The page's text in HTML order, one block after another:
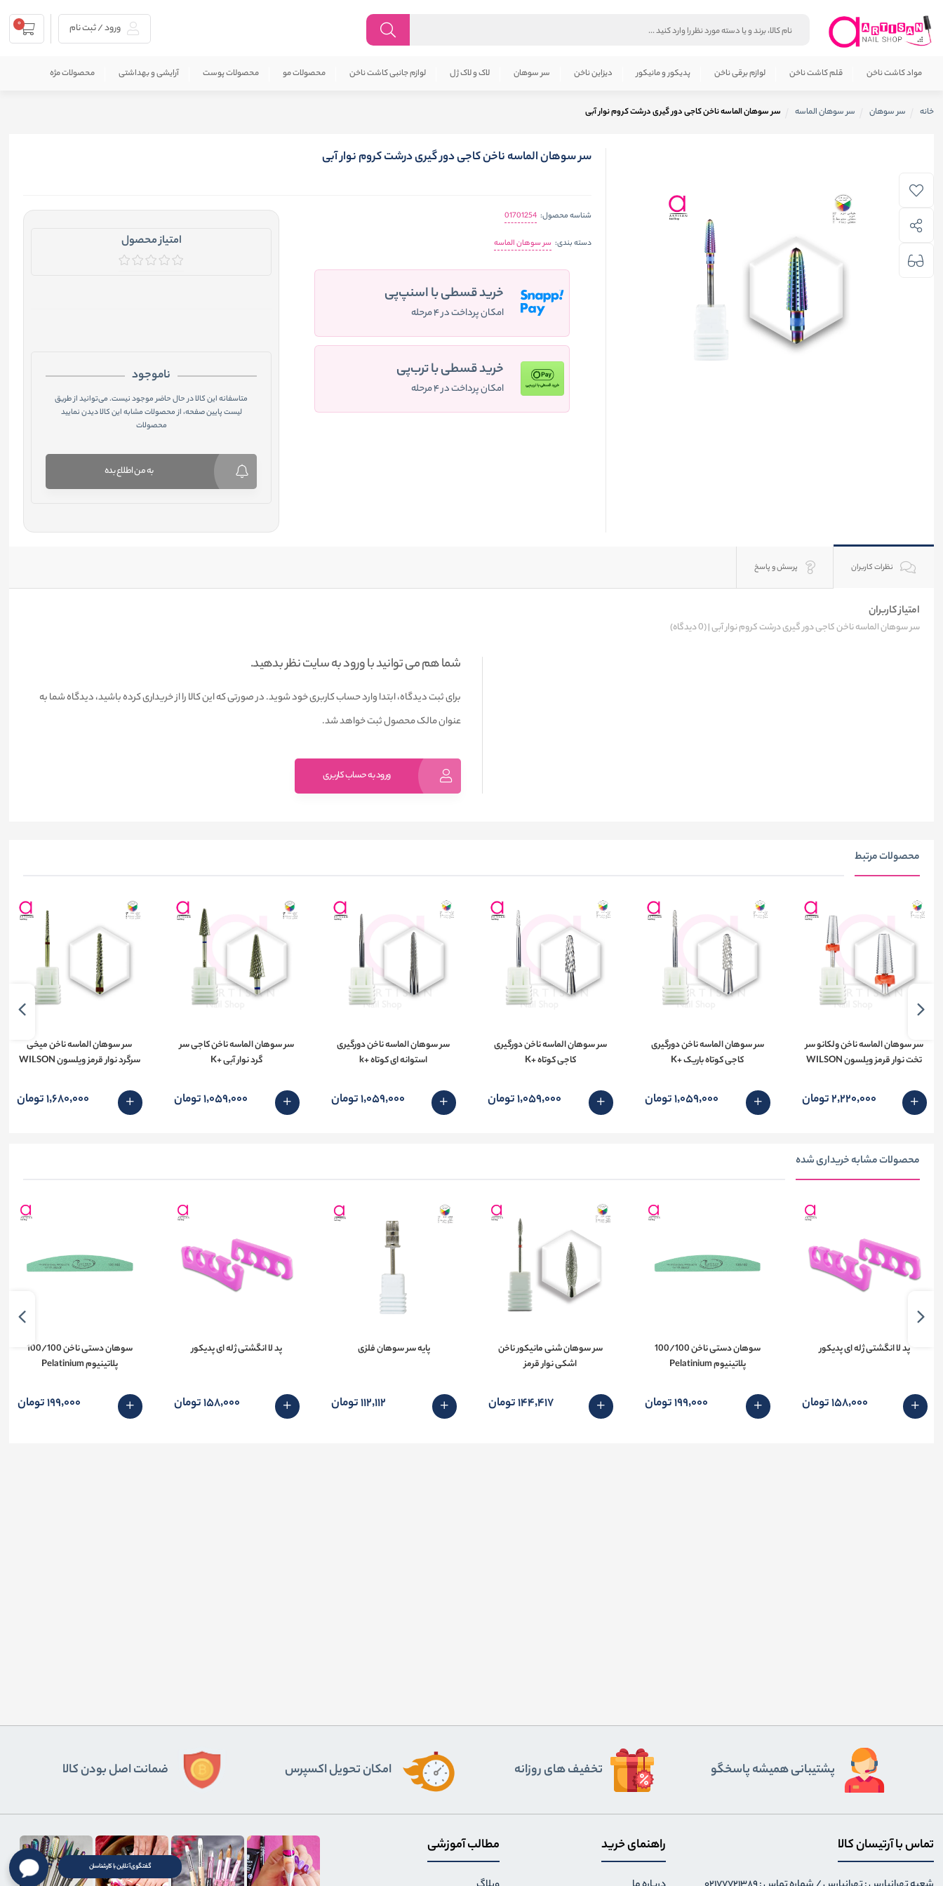
گفتگوی آنلاین با کارشناسان
ورود / ثبت نام 0
مواد کاشت ناخن قلم کاشت ناخن لوازم برقی ناخن پدیکور و مانیکور دیزاین ناخن سر سوهان لاک و لاک ژل لوازم جانبی کاشت ناخن محصولات مو محصولات پوست آرایشی و بهداشتی محصولات مژه
خانه سر سوهان سر سوهان الماسه سر سوهان الماسه ناخن کاجی دور گیری درشت کروم نوار آبی
سر سوهان الماسه ناخن کاجی دور گیری درشت کروم نوار آبی
شناسه محصول: 01701254
دسته بندی: سر سوهان الماسه
خرید قسطی با اسنپ‌پی
امکان پرداخت در ۴ مرحله
خرید قسطی با ترب‌پی
امکان پرداخت در ۴ مرحله
امتیاز محصول
ناموجود
متاسفانه این کالا در حال حاضر موجود نیست. می‌توانید از طریق
لیست پایین صفحه، از محصولات مشابه این کالا دیدن نمایید
محصولات
به من اطلاع بده
نظرات کاربران پرسش و پاسخ
امتیاز کاربران
سر سوهان الماسه ناخن کاجی دور گیری درشت کروم نوار آبی |(0 دیدگاه)
شما هم می توانید با ورود به سایت نظر بدهید.
برای ثبت دیدگاه، ابتدا وارد حساب کاربری خود شوید. در صورتی که این کالا را از خریداری کرده باشید، دیدگاه شما به
عنوان مالک محصول ثبت خواهد شد.
ورود به حساب کاربری
محصولات مرتبط
سر سوهان الماسه ناخن ولکانو سر
تخت نوار قرمز ویلسون WILSON
2٬220٬000 تومان
سر سوهان الماسه ناخن دورگیری
کاجی کوتاه باریک +K
1٬059٬000 تومان
سر سوهان الماسه ناخن دورگیری
کاجی کوتاه +K
1٬059٬000 تومان
سر سوهان الماسه ناخن دورگیری
استوانه ای کوتاه +k
1٬059٬000 تومان
سر سوهان الماسه ناخن کاجی سر
گرد نوار آبی +K
1٬059٬000 تومان
سر سوهان الماسه ناخن میخی
سرگرد نوار قرمز ویلسون WILSON
1٬680٬000 تومان
محصولات مشابه خریداری شده
پد لا انگشتی ژله ای پدیکور
158٬000 تومان
سوهان دستی ناخن 100/100
پلاتینیوم Pelatinium
199٬000 تومان
سر سوهان شنی مانیکور ناخن
اشکی نوار قرمز
144٬417 تومان
پايه سر سوهان فلزی
112٬112 تومان
پد لا انگشتی ژله ای پدیکور
158٬000 تومان
سوهان دستی ناخن 100/100
پلاتینیوم Pelatinium
199٬000 تومان
پشتیبانی همیشه پاسخگو تخفیف های روزانه اﻣﮑﺎن ﺗﺤﻮﯾﻞ اﮐﺴﭙﺮس ضمانت اصل بودن کالا
تماس با آرتیسان کالا راهنمای خرید مطالب آموزشی